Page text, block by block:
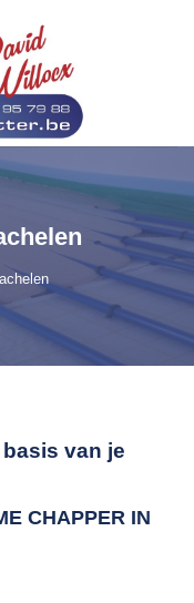
basis van je
CHAPPER IN